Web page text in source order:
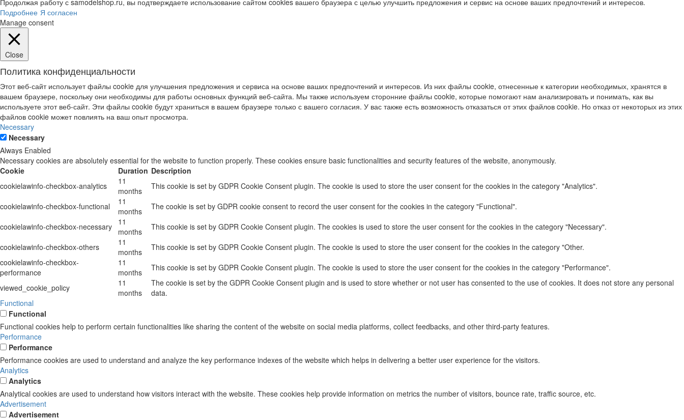
Продолжая работу с samodelshop.ru, вы подтверждаете использование сайтом cookies вашего браузера с целью улучшить предложения и сервис на основе ваших предпочтений и интересов.
Подробнее Я согласен
Manage consent
Close
Политика конфиденциальности
Этот веб-сайт использует файлы cookie для улучшения предложения и сервиса на основе ваших предпочтений и интересов. Из них файлы cookie, отнесенные к категории необходимых, хранятся в
вашем браузере, поскольку они необходимы для работы основных функций веб-сайта. Мы также используем сторонние файлы cookie, которые помогают нам анализировать и понимать, как вы
используете этот веб-сайт. Эти файлы cookie будут храниться в вашем браузере только с вашего согласия. У вас также есть возможность отказаться от этих файлов cookie. Но отказ от некоторых из этих
файлов cookie может повлиять на ваш опыт просмотра.
Necessary
Necessary
Always Enabled
Necessary cookies are absolutely essential for the website to function properly. These cookies ensure basic functionalities and security features of the website, anonymously.
Cookie
Duration Description
cookielawinfo-checkbox-analytics
11
months
This cookie is set by GDPR Cookie Consent plugin. The cookie is used to store the user consent for the cookies in the category "Analytics".
cookielawinfo-checkbox-functional
11
months
The cookie is set by GDPR cookie consent to record the user consent for the cookies in the category "Functional".
cookielawinfo-checkbox-necessary
11
months
This cookie is set by GDPR Cookie Consent plugin. The cookies is used to store the user consent for the cookies in the category "Necessary".
cookielawinfo-checkbox-others
11
months
This cookie is set by GDPR Cookie Consent plugin. The cookie is used to store the user consent for the cookies in the category "Other.
cookielawinfo-checkbox-
performance
11
months
This cookie is set by GDPR Cookie Consent plugin. The cookie is used to store the user consent for the cookies in the category "Performance".
viewed_cookie_policy
11
months
The cookie is set by the GDPR Cookie Consent plugin and is used to store whether or not user has consented to the use of cookies. It does not store any personal
data.
Functional
Functional
Functional cookies help to perform certain functionalities like sharing the content of the website on social media platforms, collect feedbacks, and other third-party features.
Performance
Performance
Performance cookies are used to understand and analyze the key performance indexes of the website which helps in delivering a better user experience for the visitors.
Analytics
Analytics
Analytical cookies are used to understand how visitors interact with the website. These cookies help provide information on metrics the number of visitors, bounce rate, traffic source, etc.
Advertisement
Advertisement